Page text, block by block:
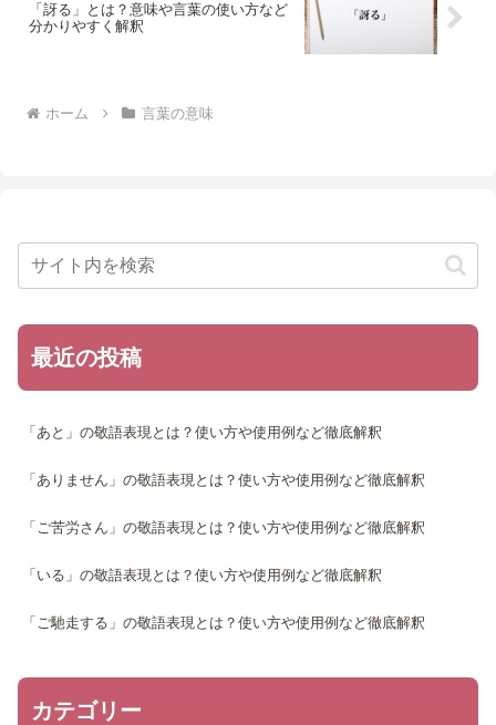
「訝る」とは？意味や言葉の使い方など
分かりやすく解釈
ホーム 言葉の意味
最近の投稿
「あと」の敬語表現とは？使い方や使用例など徹底解釈
「ありません」の敬語表現とは？使い方や使用例など徹底解釈
「ご苦労さん」の敬語表現とは？使い方や使用例など徹底解釈
「いる」の敬語表現とは？使い方や使用例など徹底解釈
「ご馳走する」の敬語表現とは？使い方や使用例など徹底解釈
カテゴリー